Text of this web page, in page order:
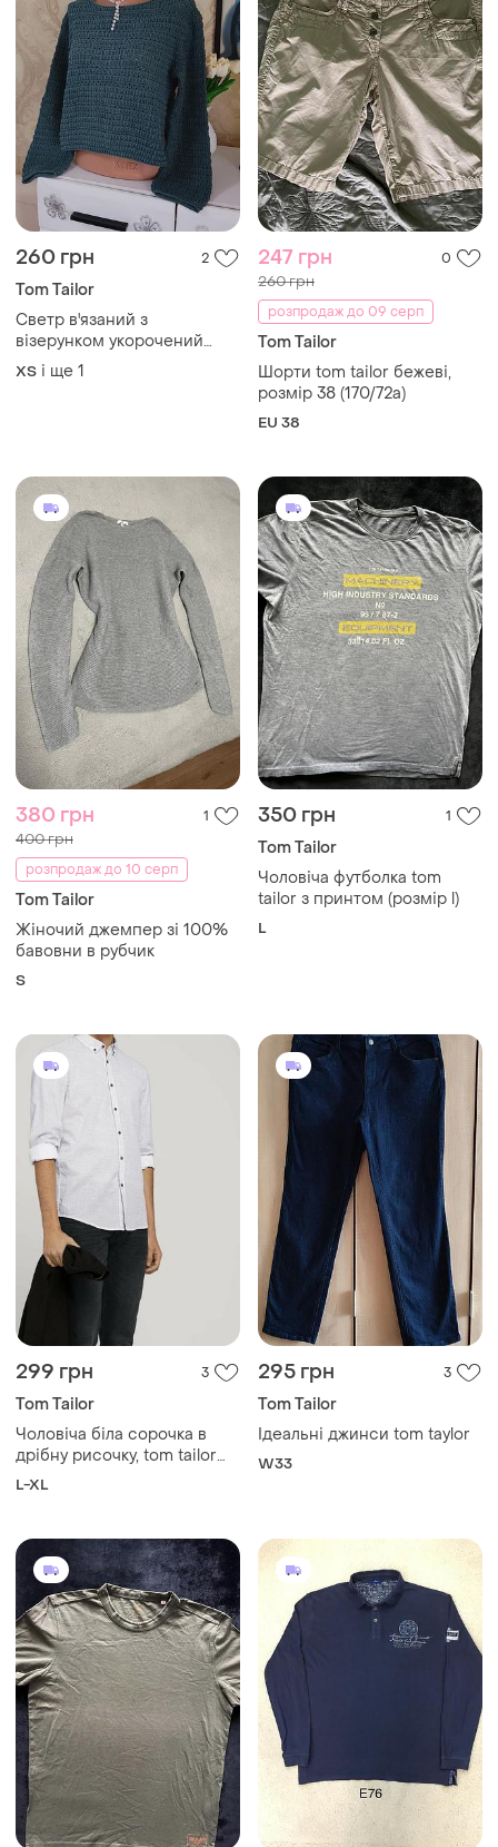
260 грн 2
Tom Tailor
Светр в'язаний з
візерунком укорочений
широкий прямий оверсайз
однотонний
ХS і ще 1
247 грн 0
260 грн
розпродаж до 09 серп
Tom Tailor
Шорти tom tailor бежеві,
розмір 38 (170/72a)
EU 38
380 грн 1
400 грн
розпродаж до 10 серп
Tom Tailor
Жіночий джемпер зі 100%
бавовни в рубчик
S
350 грн 1
Tom Tailor
Чоловіча футболка tom
tailor з принтом (розмір l)
L
299 грн 3
Tom Tailor
Чоловіча біла сорочка в
дрібну рисочку, tom tailor
denim
L-XL
295 грн 3
Tom Tailor
Ідеальні джинси tom taylor
W33